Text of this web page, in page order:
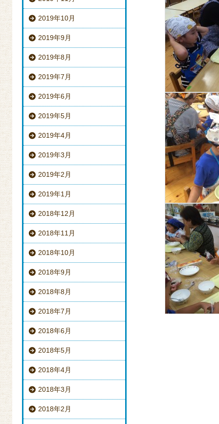
2019年10月
2019年9月
2019年8月
2019年7月
2019年6月
2019年5月
2019年4月
2019年3月
2019年2月
2019年1月
2018年12月
2018年11月
2018年10月
2018年9月
2018年8月
2018年7月
2018年6月
2018年5月
2018年4月
2018年3月
2018年2月